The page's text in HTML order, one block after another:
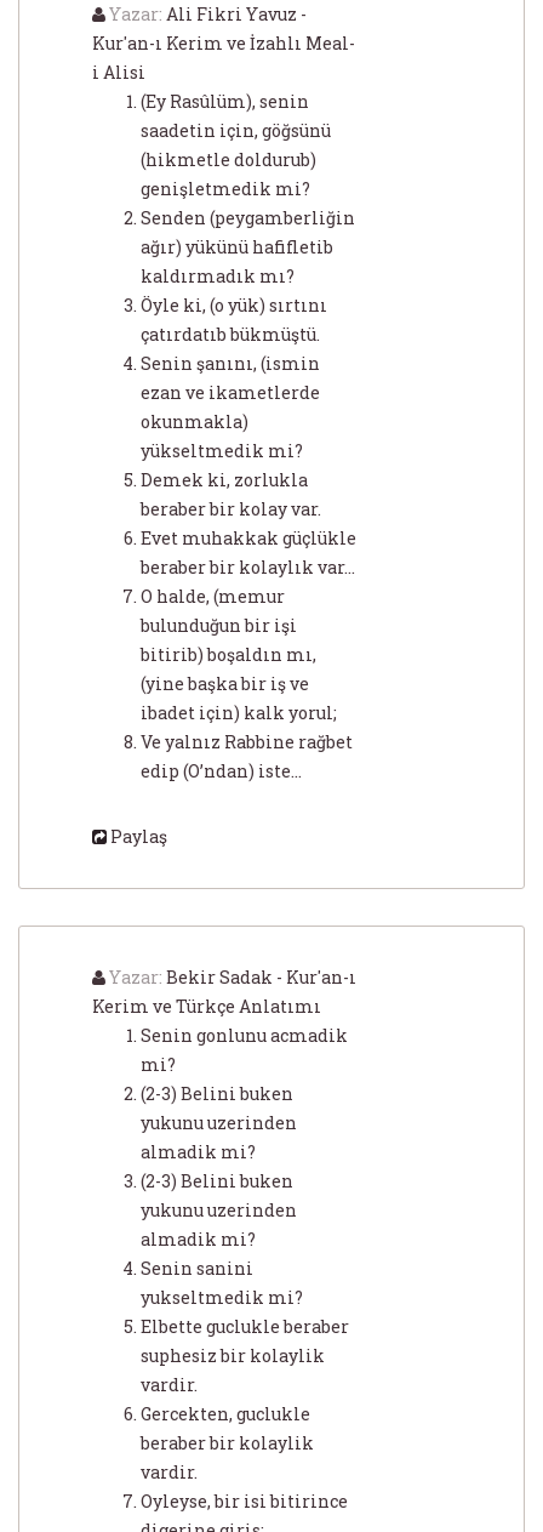
Yazar: Ali Fikri Yavuz -
Kur'an-ı Kerim ve İzahlı Meal-
i Alisi
(Ey Rasûlüm), senin
saadetin için, göğsünü
(hikmetle doldurub)
genişletmedik mi?
Senden (peygamberliğin
ağır) yükünü hafifletib
kaldırmadık mı?
Öyle ki, (o yük) sırtını
çatırdatıb bükmüştü.
Senin şanını, (ismin
ezan ve ikametlerde
okunmakla)
yükseltmedik mi?
Demek ki, zorlukla
beraber bir kolay var.
Evet muhakkak güçlükle
beraber bir kolaylık var...
O halde, (memur
bulunduğun bir işi
bitirib) boşaldın mı,
(yine başka bir iş ve
ibadet için) kalk yorul;
Ve yalnız Rabbine rağbet
edip (O’ndan) iste...
Paylaş
Yazar: Bekir Sadak - Kur'an-ı
Kerim ve Türkçe Anlatımı
Senin gonlunu acmadik
mi?
(2-3) Belini buken
yukunu uzerinden
almadik mi?
(2-3) Belini buken
yukunu uzerinden
almadik mi?
Senin sanini
yukseltmedik mi?
Elbette guclukle beraber
suphesiz bir kolaylik
vardir.
Gercekten, guclukle
beraber bir kolaylik
vardir.
Oyleyse, bir isi bitirince